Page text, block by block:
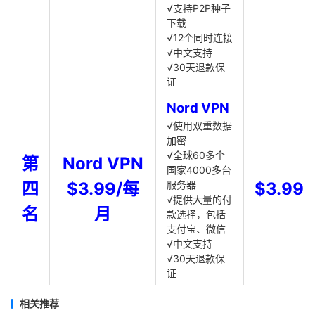
√支持P2P种子
下载
√12个同时连接
√中文支持
√30天退款保
证
第
四
名
Nord VPN
$3.99/每
月
Nord VPN
√使用双重数据
加密
√全球60多个
国家4000多台
服务器
√提供大量的付
款选择，包括
支付宝、微信
√中文支持
√30天退款保
证
$3.99
相关推荐